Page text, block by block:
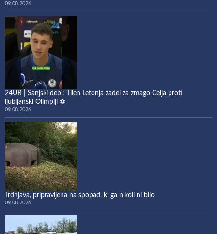
09.08.2026
24UR | Sanjski debi: Tilen Letonja zadel za zmago Celja proti
ljubljanski Olimpiji ⚽
09.08.2026
Trdnjava, pripravljena na spopad, ki ga nikoli ni bilo
09.08.2026